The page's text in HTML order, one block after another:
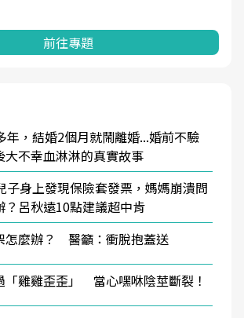
前往專題
年，結婚2個月就鬧離婚...婚前不驗
大不幸血淋淋的真實故事
子身上發現保險套發票，媽媽崩潰問
？呂秋遠10點建議超中肯
怎麼辦？ 醫籲：衝脫抱蓋送
「雞雞歪歪」 當心嘿咻陰莖斷裂！